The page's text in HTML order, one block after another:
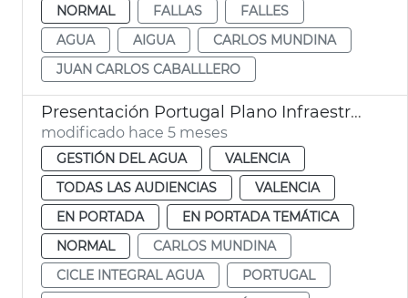
NORMAL
FALLAS
FALLES
AGUA
AIGUA
CARLOS MUNDINA
JUAN CARLOS CABALLLERO
Presentación Portugal Plano Infraestructuras Críticas 2026-2031 València
modificado hace 5 meses
GESTIÓN DEL AGUA
VALENCIA
TODAS LAS AUDIENCIAS
VALENCIA
EN PORTADA
EN PORTADA TEMÁTICA
NORMAL
CARLOS MUNDINA
CICLE INTEGRAL AGUA
PORTUGAL